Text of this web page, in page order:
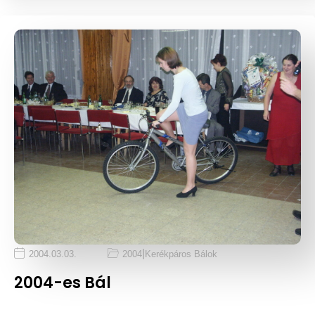
2004.03.03. 2004 Kerékpáros Bálok
2004-es Bál